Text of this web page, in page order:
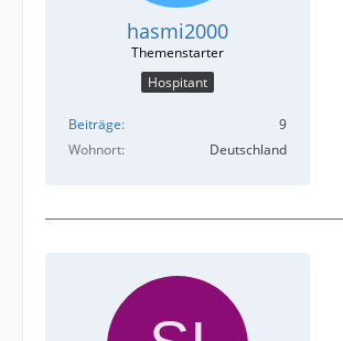
hasmi2000
Hospitant
Beiträge
9
Wohnort
Deutschland